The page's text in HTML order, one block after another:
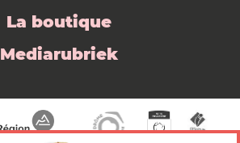
La boutique
Mediarubriek